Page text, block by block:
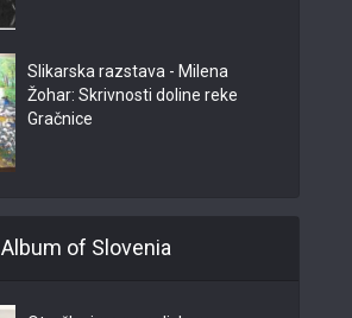
Slikarska razstava - Milena
Žohar: Skrivnosti doline reke
Gračnice
Album of Slovenia